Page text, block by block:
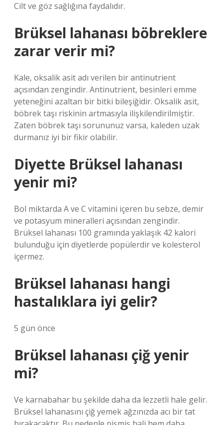
Cilt ve göz sağlığına faydalıdır.
Brüksel lahanası böbreklere
zarar verir mi?
Kale, oksalik asit adı verilen bir antinutrient
açısından zengindir. Antinutrient, besinleri emme
yeteneğini azaltan bir bitki bileşiğidir. Oksalik asit,
böbrek taşı riskinin artmasıyla ilişkilendirilmiştir.
Zaten böbrek taşı sorununuz varsa, kaleden uzak
durmanız iyi bir fikir olabilir.
Diyette Brüksel lahanası
yenir mi?
Bol miktarda A ve C vitamini içeren bu sebze, demir
ve potasyum mineralleri açısından zengindir.
Brüksel lahanası 100 gramında yaklaşık 42 kalori
bulunduğu için diyetlerde popülerdir ve kolesterol
içermez.
Brüksel lahanası hangi
hastalıklara iyi gelir?
5 gün önce
Brüksel lahanası çiğ yenir
mi?
Ve karnabahar bu şekilde daha da lezzetli hale gelir.
Brüksel lahanasını çiğ yemek ağzınızda acı bir tat